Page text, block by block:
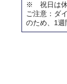
※ 祝日は休
ご注意：ダ
のため、1週